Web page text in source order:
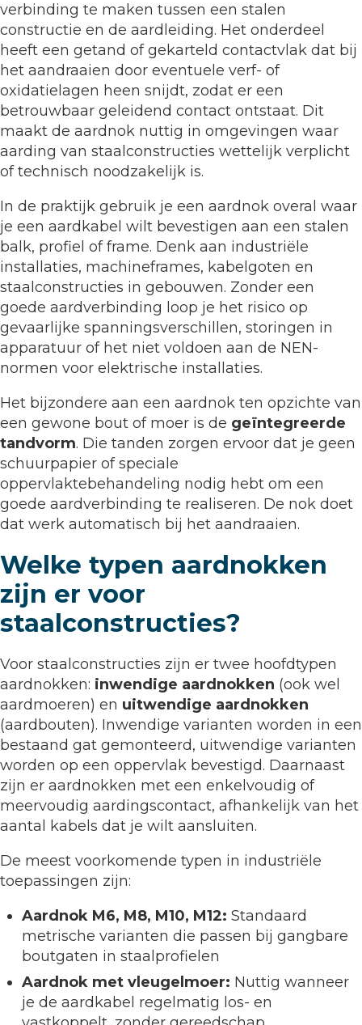
verbinding te maken tussen een stalen
constructie en de aardleiding. Het onderdeel
heeft een getand of gekarteld contactvlak dat bij
het aandraaien door eventuele verf- of
oxidatielagen heen snijdt, zodat er een
betrouwbaar geleidend contact ontstaat. Dit
maakt de aardnok nuttig in omgevingen waar
aarding van staalconstructies wettelijk verplicht
of technisch noodzakelijk is.
In de praktijk gebruik je een aardnok overal waar
je een aardkabel wilt bevestigen aan een stalen
balk, profiel of frame. Denk aan industriële
installaties, machineframes, kabelgoten en
staalconstructies in gebouwen. Zonder een
goede aardverbinding loop je het risico op
gevaarlijke spanningsverschillen, storingen in
apparatuur of het niet voldoen aan de NEN-
normen voor elektrische installaties.
Het bijzondere aan een aardnok ten opzichte van
een gewone bout of moer is de geïntegreerde
tandvorm. Die tanden zorgen ervoor dat je geen
schuurpapier of speciale
oppervlaktebehandeling nodig hebt om een
goede aardverbinding te realiseren. De nok doet
dat werk automatisch bij het aandraaien.
Welke typen aardnokken
zijn er voor
staalconstructies?
Voor staalconstructies zijn er twee hoofdtypen
aardnokken: inwendige aardnokken (ook wel
aardmoeren) en uitwendige aardnokken
(aardbouten). Inwendige varianten worden in een
bestaand gat gemonteerd, uitwendige varianten
worden op een oppervlak bevestigd. Daarnaast
zijn er aardnokken met een enkelvoudig of
meervoudig aardingscontact, afhankelijk van het
aantal kabels dat je wilt aansluiten.
De meest voorkomende typen in industriële
toepassingen zijn:
Aardnok M6, M8, M10, M12: Standaard
metrische varianten die passen bij gangbare
boutgaten in staalprofielen
Aardnok met vleugelmoer: Nuttig wanneer
je de aardkabel regelmatig los- en